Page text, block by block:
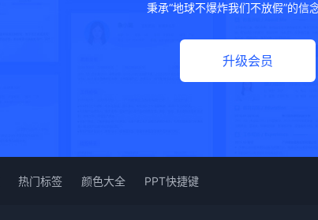
秉承“地球不爆炸我们不放假”的信
升级会员
热门标签 颜色大全 PPT快捷键